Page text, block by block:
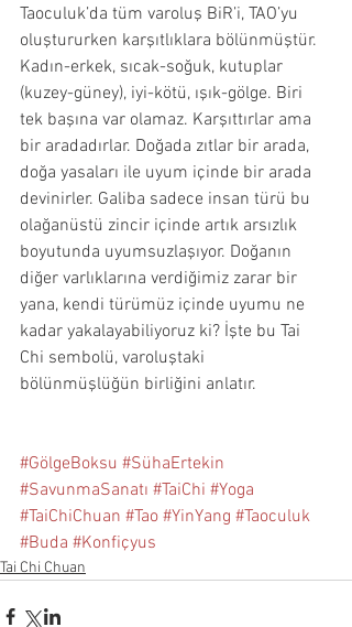
Taoculuk’da tüm varoluş BiR’i, TAO’yu
oluştururken karşıtlıklara bölünmüştür.
Kadın-erkek, sıcak-soğuk, kutuplar
(kuzey-güney), iyi-kötü, ışık-gölge. Biri
tek başına var olamaz. Karşıttırlar ama
bir aradadırlar. Doğada zıtlar bir arada,
doğa yasaları ile uyum içinde bir arada
devinirler. Galiba sadece insan türü bu
olağanüstü zincir içinde artık arsızlık
boyutunda uyumsuzlaşıyor. Doğanın
diğer varlıklarına verdiğimiz zarar bir
yana, kendi türümüz içinde uyumu ne
kadar yakalayabiliyoruz ki? İşte bu Tai
Chi sembolü, varoluştaki
bölünmüşlüğün birliğini anlatır.
#GölgeBoksu #SühaErtekin
#SavunmaSanatı #TaiChi #Yoga
#TaiChiChuan #Tao #YinYang #Taoculuk
#Buda #Konfiçyus
Tai Chi Chuan